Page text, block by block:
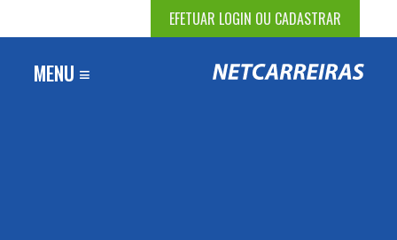
EFETUAR LOGIN OU CADASTRAR
MENU ≡